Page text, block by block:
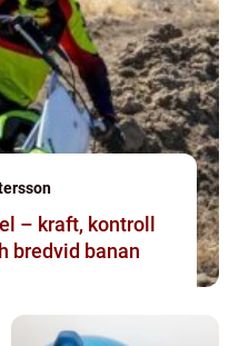
– kraft, kontroll
bredvid banan